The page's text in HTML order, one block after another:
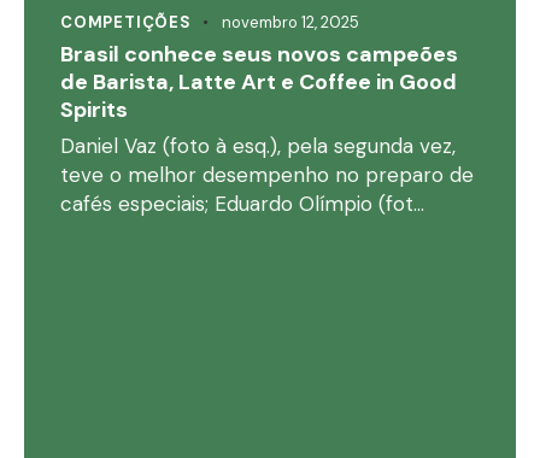
COMPETIÇÕES novembro 12, 2025
Brasil conhece seus novos campeões
de Barista, Latte Art e Coffee in Good
Spirits
Daniel Vaz (foto à esq.), pela segunda vez,
teve o melhor desempenho no preparo de
cafés especiais; Eduardo Olímpio (fot…